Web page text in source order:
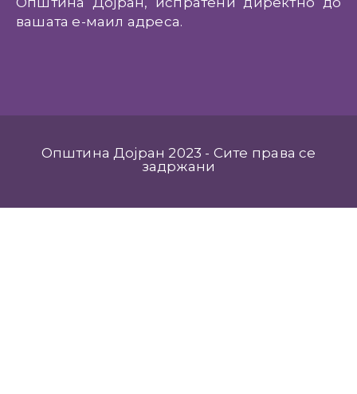
вашата е-маил адреса.
Општина Дојран 2023 - Сите права се
задржани